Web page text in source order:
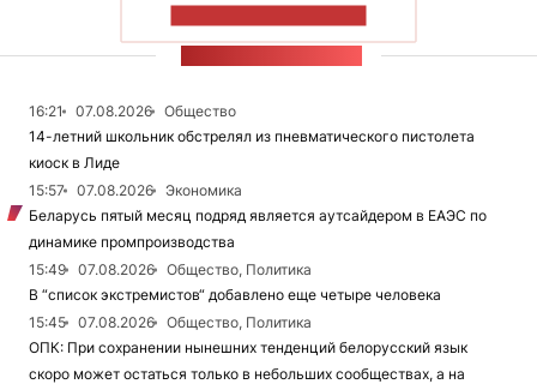
16:21 07.08.2026
Общество
14-летний школьник обстрелял из пневматического пистолета
киоск в Лиде
15:57
07.08.2026
Экономика
Беларусь пятый месяц подряд является аутсайдером в ЕАЭС по
динамике промпроизводства
15:49
07.08.2026
Общество, Политика
В “список экстремистов“ добавлено еще четыре человека
15:45
07.08.2026
Общество, Политика
ОПК: При сохранении нынешних тенденций белорусский язык
скоро может остаться только в небольших сообществах, а на